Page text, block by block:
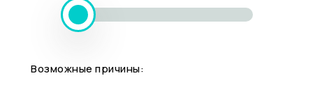
Возможные причины: